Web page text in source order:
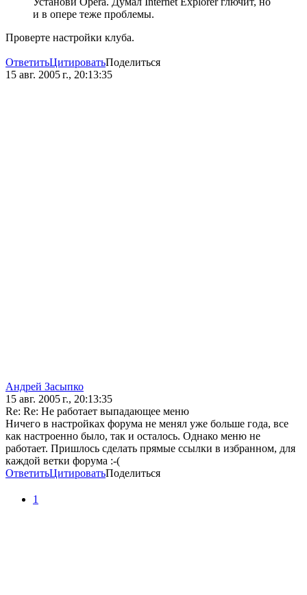
и в опере теже проблемы.
Проверте настройки клуба.
ОтветитьЦитироватьПоделиться
15 авг. 2005 г., 20:13:35
Андрей Засыпко
15 авг. 2005 г., 20:13:35
Re: Re: Не работает выпадающее меню
Ничего в настройках форума не менял уже больше года, все
как настроенно было, так и осталось. Однако меню не
работает. Пришлось сделать прямые ссылки в избранном, для
каждой ветки форума :-(
ОтветитьЦитироватьПоделиться
1